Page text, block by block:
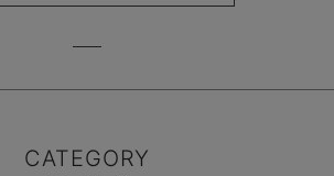
CATEGORY